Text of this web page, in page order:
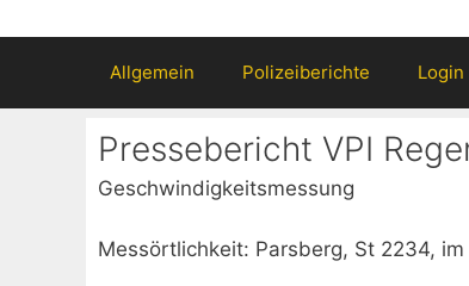
Allgemein Polizeiberichte Login
Pressebericht VPI
Geschwindigkeitsmessung
Messörtlichkeit: Parsberg, St 2234,